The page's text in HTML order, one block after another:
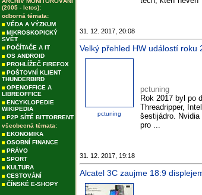
(2005 - letos):
odborná témata:
VĚDA A VÝZKUM
MIKROSKOPICKÝ
SVĚT
POČÍTAČE A IT
OS ANDROID
PROHLÍŽEČ FIREFOX
POŠTOVNÍ KLIENT
THUNDERBIRD
OPENOFFICE A
LIBREOFFICE
ENCYKLOPEDIE
WIKIPEDIA
P2P SÍTĚ BITTORRENT
všeobecná témata:
EKONOMIKA
OSOBNÍ FINANCE
PRÁVO
SPORT
KULTURA
CESTOVÁNÍ
ČÍNSKÉ E-SHOPY
31. 12. 2017, 20:08
Velký přehled HW událostí
pctuning
pctuning
Rok 2017 byl po
Threadripper,
šestijádro.
pro ...
31. 12. 2017, 19:18
Alcatel 3C zaujme 18:9